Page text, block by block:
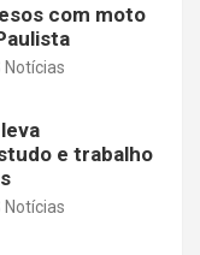
com moto
Notícias
e trabalho
Notícias